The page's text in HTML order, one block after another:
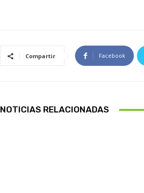
Compartir Facebook
NOTICIAS RELACIONADAS